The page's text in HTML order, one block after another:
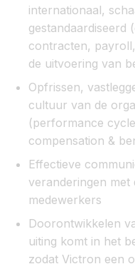
internationaal,
gestandaardiseerd
contracten,
de uitvoering van
Opfrissen,
cultuur van de
(performance
compensation &
Effectieve
veranderingen met
medewerkers
Doorontwikkelen
uiting komt in het
zodat Victron een